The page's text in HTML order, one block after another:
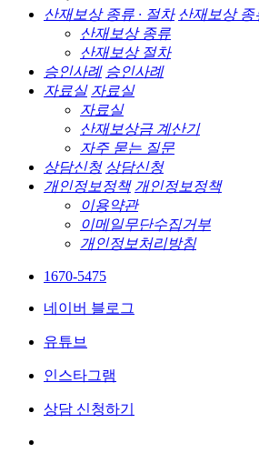
산재보상 종류 · 절차 산재보상 종
산재보상 종류
산재보상 절차
승인사례 승인사례
자료실 자료실
자료실
산재보상금 계산기
자주 묻는 질문
상담신청 상담신청
개인정보정책 개인정보정책
이용약관
이메일무단수집거부
개인정보처리방침
1670-5475
네이버 블로그
유튜브
인스타그램
상담 신청하기